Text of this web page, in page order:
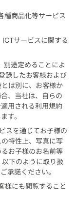
種商品化等サービス
サービスに関する
別途定めることによ
録したお客様および
は別に、お客様か
、当社は、自らの
用される利用規約
す。
スを通じてお子様の
特性上、写真に写
お子様のお名前等
以下のように取り扱
承諾ください。
様にも閲覧すること